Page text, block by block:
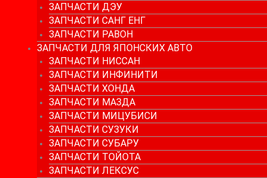
ЗАПЧАСТИ ДЭУ
ЗАПЧАСТИ САНГ ЕНГ
ЗАПЧАСТИ РАВОН
ЗАПЧАСТИ ДЛЯ ЯПОНСКИХ АВТО
ЗАПЧАСТИ НИССАН
ЗАПЧАСТИ ИНФИНИТИ
ЗАПЧАСТИ ХОНДА
ЗАПЧАСТИ МАЗДА
ЗАПЧАСТИ МИЦУБИСИ
ЗАПЧАСТИ СУЗУКИ
ЗАПЧАСТИ СУБАРУ
ЗАПЧАСТИ ТОЙОТА
ЗАПЧАСТИ ЛЕКСУС